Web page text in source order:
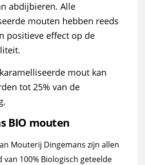
abdijbieren. Alle
mouten hebben reeds
positieve effect op de
mout kan
tot 25% van de
BIO mouten
Mouterij Dingemans zijn allen
100% Biologisch geteelde